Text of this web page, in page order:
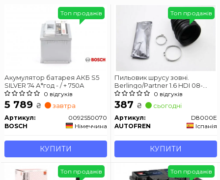
Акумулятор батарея АКБ S5
SILVER 74 А*год - / + 750A
0 відгуків
5 789 ₴ завтра
Артикул:
0092S50070
BOSCH
Німеччина
КУПИТИ
Топ продажів
Пильовик шрусу зовні.
Berlingo/Partner 1.6 HDI 08-
AUTOFREN SEINSA D8000E
0 відгуків
387 ₴ сьогодні
Артикул:
D8000E
AUTOFREN
Іспанія
КУПИТИ
Топ продажів
Топ продажів Топ продажів